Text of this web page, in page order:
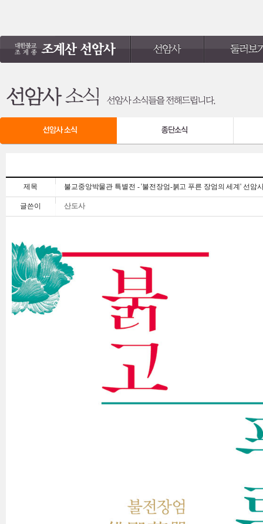
제목 불교중앙박물관 특별전 - '불전장엄-붉고 푸른 장엄의 세계' 선암
글쓴이 산도사